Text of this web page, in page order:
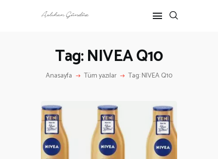
Tag: NIVEA Q10
Anasayfa Tüm yazılar Tag: NIVEA Q10
ANASAYFA
RÖPORTAJ
KÜLTÜR SANAT
HAKKIMDA
İLETIŞIM